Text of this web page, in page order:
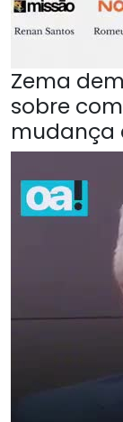
Zema
sobre
mudança